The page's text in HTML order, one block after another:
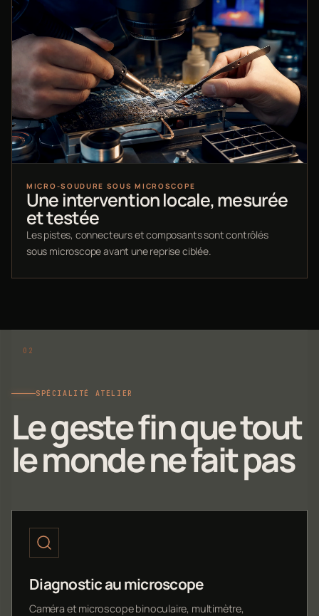
MICRO-SOUDURE SOUS MICROSCOPE
Une intervention locale, mesurée
et testée
Les pistes, connecteurs et composants sont contrôlés
sous microscope avant une reprise ciblée.
SPÉCIALITÉ ATELIER
Le geste fin que tout
le monde ne fait pas
Diagnostic au microscope
Caméra et microscope binoculaire, multimètre,